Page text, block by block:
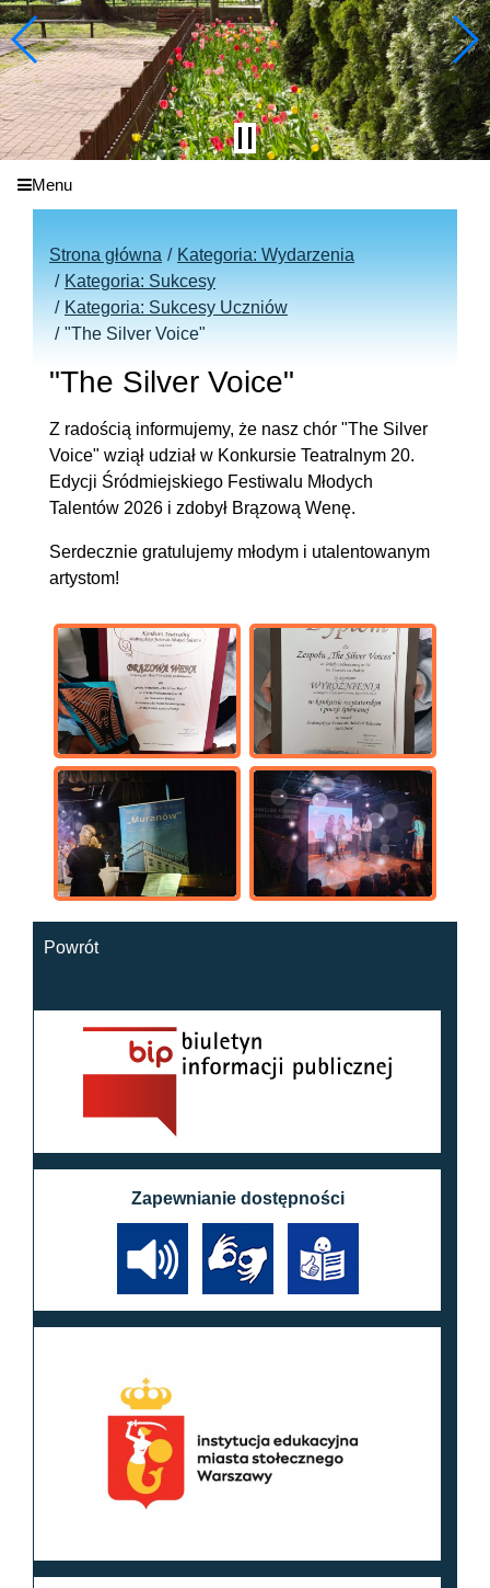
Menu
Strona główna
Kategoria: Wydarzenia
Kategoria: Sukcesy
Kategoria: Sukcesy Uczniów
"The Silver Voice"
"The Silver Voice"
Z radością informujemy, że nasz chór "The Silver
Voice" wziął udział w Konkursie Teatralnym 20.
Edycji Śródmiejskiego Festiwalu Młodych
Talentów 2026 i zdobył Brązową Wenę.
Serdecznie gratulujemy młodym i utalentowanym
artystom!
Powrót
Zapewnianie dostępności